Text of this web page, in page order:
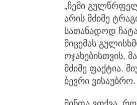
„ჩემი
არის მძიმე
სათანადოდ
მიცემას
ოჯახებისთვის,
მძიმე ფაქტია.
ბევრი ვისაუბრო.